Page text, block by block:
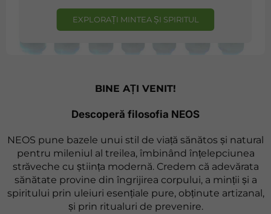
EXPLORAȚI MINTEA ȘI SPIRITUL
BINE AȚI VENIT!
Descoperă filosofia NEOS
NEOS pune bazele unui stil de viață sănătos și natural
pentru mileniul al treilea, îmbinând înțelepciunea
străveche cu știința modernă. Credem că adevărata
sănătate provine din îngrijirea corpului, a minții și a
spiritului prin uleiuri esențiale pure, obținute artizanal,
și prin ritualuri de prevenire.